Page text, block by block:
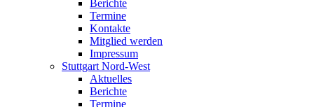
Berichte
Termine
Kontakte
Mitglied werden
Impressum
Stuttgart Nord-West
Aktuelles
Berichte
Termine